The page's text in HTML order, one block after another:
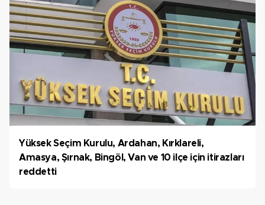
Yüksek Seçim Kurulu, Ardahan, Kırklareli,
Amasya, Şırnak, Bingöl, Van ve 10 ilçe için itirazları
reddetti